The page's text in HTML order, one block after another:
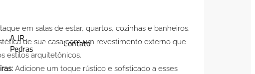
A JR
Pedras
Contato
em salas de estar, quartos, cozinhas e banheiros.
de sua casa com um revestimento externo que
estilos arquitetônicos.
Adicione um toque rústico e sofisticado a esses